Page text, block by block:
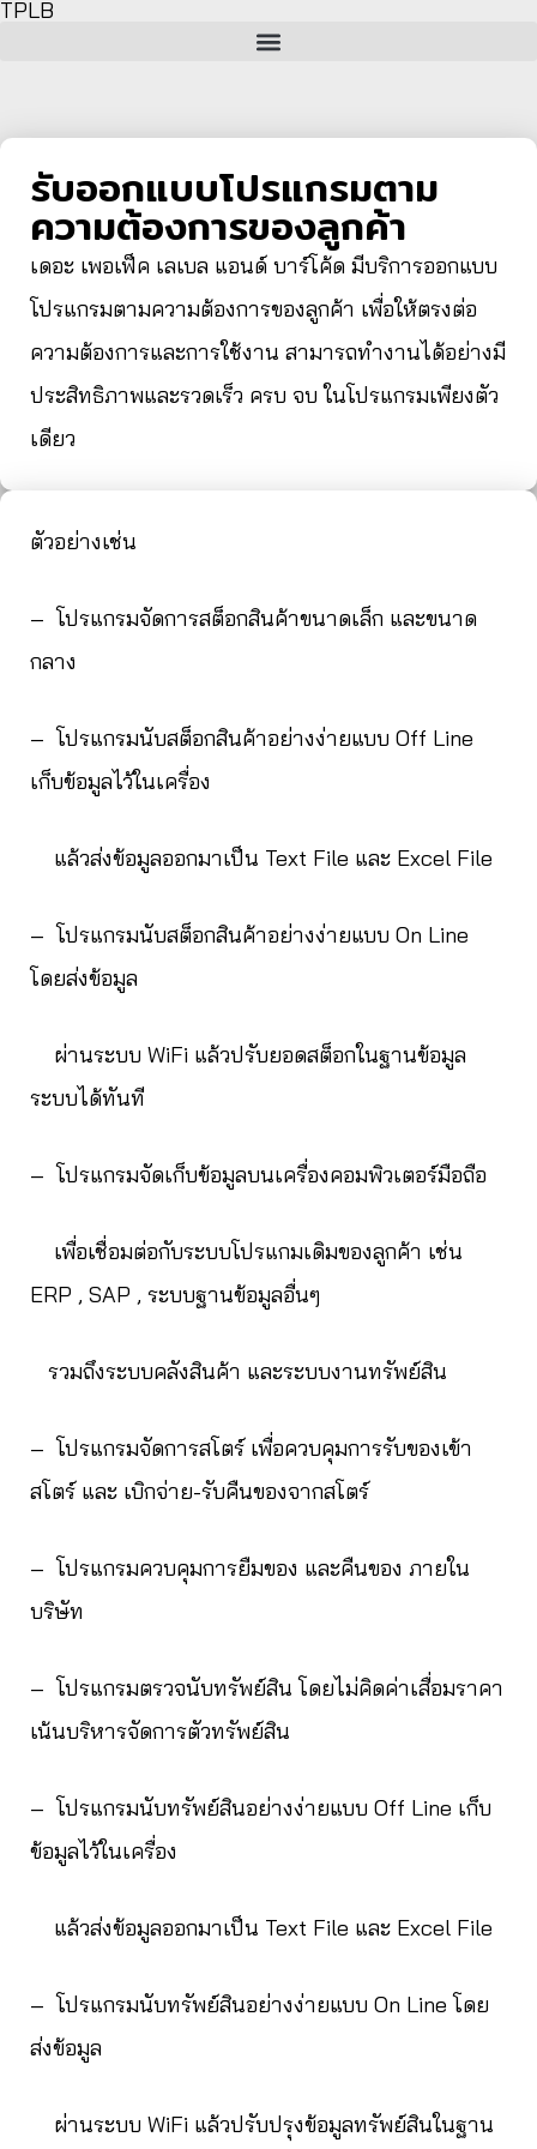
TPLB
รับออกแบบโปรแกรมตาม
ความต้องการของลูกค้า
เดอะ เพอเฟ็ค เลเบล แอนด์ บาร์โค้ด มีบริการออกแบบ
โปรแกรมตามความต้องการของลูกค้า เพื่อให้ตรงต่อ
ความต้องการและการใช้งาน สามารถทำงานได้อย่างมี
ประสิทธิภาพและรวดเร็ว ครบ จบ ในโปรแกรมเพียงตัว
เดียว
ตัวอย่างเช่น
– โปรแกรมจัดการสต็อกสินค้าขนาดเล็ก และขนาด
กลาง
– โปรแกรมนับสต็อกสินค้าอย่างง่ายแบบ Off Line
เก็บข้อมูลไว้ในเครื่อง
แล้วส่งข้อมูลออกมาเป็น Text File และ Excel File
– โปรแกรมนับสต็อกสินค้าอย่างง่ายแบบ On Line
โดยส่งข้อมูล
ผ่านระบบ WiFi แล้วปรับยอดสต็อกในฐานข้อมูล
ระบบได้ทันที
– โปรแกรมจัดเก็บข้อมูลบนเครื่องคอมพิวเตอร์มือถือ
เพื่อเชื่อมต่อกับระบบโปรแกมเดิมของลูกค้า เช่น
ERP , SAP , ระบบฐานข้อมูลอื่นๆ
รวมถึงระบบคลังสินค้า และระบบงานทรัพย์สิน
– โปรแกรมจัดการสโตร์ เพื่อควบคุมการรับของเข้า
สโตร์ และ เบิกจ่าย-รับคืนของจากสโตร์
– โปรแกรมควบคุมการยืมของ และคืนของ ภายใน
บริษัท
– โปรแกรมตรวจนับทรัพย์สิน โดยไม่คิดค่าเสื่อมราคา
เน้นบริหารจัดการตัวทรัพย์สิน
– โปรแกรมนับทรัพย์สินอย่างง่ายแบบ Off Line เก็บ
ข้อมูลไว้ในเครื่อง
แล้วส่งข้อมูลออกมาเป็น Text File และ Excel File
– โปรแกรมนับทรัพย์สินอย่างง่ายแบบ On Line โดย
ส่งข้อมูล
ผ่านระบบ WiFi แล้วปรับปรุงข้อมูลทรัพย์สินในฐาน